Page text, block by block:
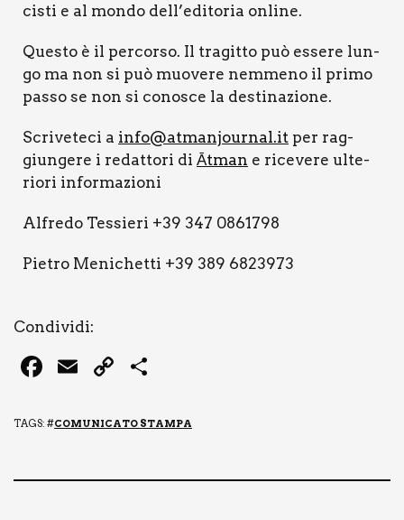
ci­sti e al mon­do dell’editoria onli­ne.
Que­sto è il per­cor­so. Il tra­git­to può esse­re lun­
go ma non si può muo­ve­re nem­me­no il pri­mo
pas­so se non si cono­sce la desti­na­zio­ne.
Scri­ve­te­ci a info@atmanjournal.it per rag­
giun­ge­re i redat­to­ri di Ātman e rice­ve­re ulte­
rio­ri infor­ma­zio­ni
Alfre­do Tes­sie­ri +39 347 0861798
Pie­tro Meni­chet­ti +39 389 6823973
Con­di­vi­di:
F
c
b
E
ai
C
p
Li
n
vi
TAGS: #COMUNICATO STAMPA